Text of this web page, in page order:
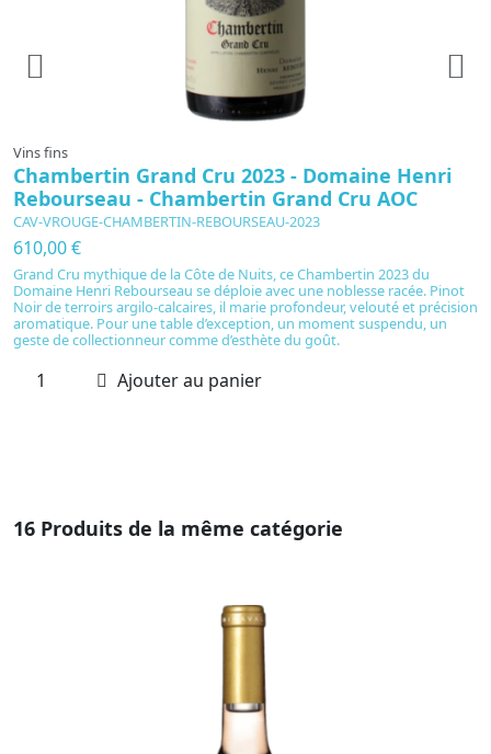
Vins fins
Chambertin Grand Cru 2023 - Domaine Henri
Rebourseau - Chambertin Grand Cru AOC
CAV-VROUGE-CHAMBERTIN-REBOURSEAU-2023
610,00 €
Grand Cru mythique de la Côte de Nuits, ce Chambertin 2023 du
Domaine Henri Rebourseau se déploie avec une noblesse racée. Pinot
Noir de terroirs argilo-calcaires, il marie profondeur, velouté et précision
aromatique. Pour une table d’exception, un moment suspendu, un
geste de collectionneur comme d’esthète du goût.
Ajouter au panier
16 Produits de la même catégorie